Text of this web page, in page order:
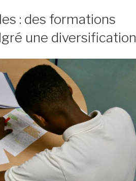
: des formations
une diversification